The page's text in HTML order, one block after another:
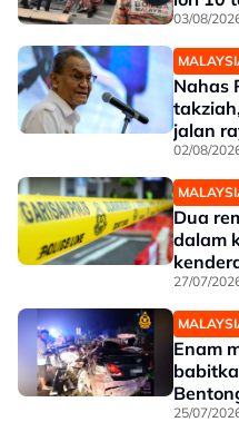
03/08/
Nahas
jalan
02/08/
Dua
dalam
27/07/
Enam
25/07/